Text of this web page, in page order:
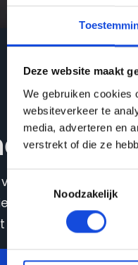
Deze website maakt
We gebruiken cookies
websiteverkeer te
media, adverteren en
verstrekt of die ze
Toestemmingsselectie
Noodzakelijk
of wilt u
Ons
contact met ons op.